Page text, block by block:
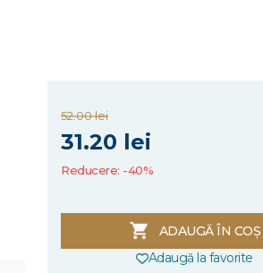
52.00 lei
31.20 lei
Reducere: -40%
ADAUGĂ ÎN COȘ
Adaugă la favorite